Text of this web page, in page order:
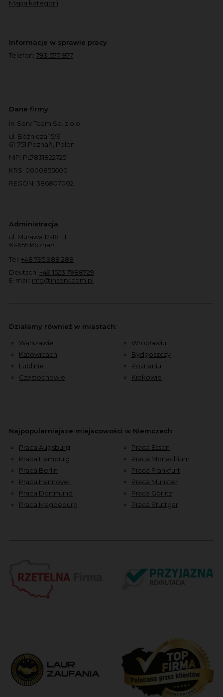
Mapa kategorii
Informacje w sprawie pracy
Telefon: 793-577-977
Dane firmy
In-Serv Team Sp. z o.o.
ul. Bóżnicza 15/6
61-751 Poznań, Polen
NIP: PL7831822725
KRS: 0000855600
REGON: 386807002
Administracja
ul. Murawa 12-18 E1
61-655 Poznań
Tel: +48 795 988 288
Deutsch: +49 1523 7988729
E-mail: info@inserv.com.pl
Działamy również w miastach:
Warszawie
Katowicach
Lublinie
Częstochowie
Wrocławiu
Bydgoszczy
Poznaniu
Krakowie
Najpopularniejsze miejscowości w Niemczech
Praca Augsburg
Praca Hamburg
Praca Berlin
Praca Hannover
Praca Dortmund
Praca Magdeburg
Praca Essen
Praca Monachium
Praca Frankfurt
Praca Munster
Praca Görlitz
Praca Stuttgar